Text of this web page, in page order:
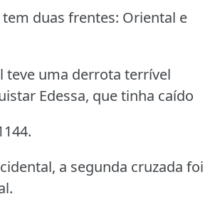
duas frentes: Oriental e
teve uma derrota terrível
Edessa, que tinha caído
a segunda cruzada foi